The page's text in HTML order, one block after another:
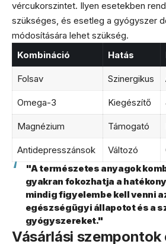
vércukorszintet. Ilyen esetekben
szükséges, és esetleg a gyógyszer
módosítására lehet szükség.
Kombináció
Hatás
Folsav Szinergikus
Omega-3 Kiegészítő
Magnézium Támogató
Antidepresszánsok Változó
"A természetes anyagok
gyakran fokozhatja a
mindig figyelembe kell venni
egészségügyi állapotot és a
gyógyszereket."
Vásárlási szempontok